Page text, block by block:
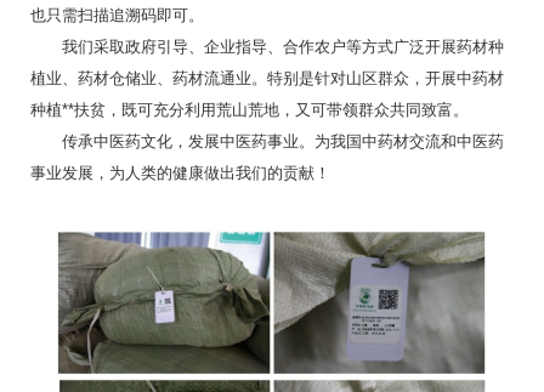
也只需扫描追溯码即可。
我们采取政府引导、企业指导、合作农户等方式广泛开展药材种
植业、药材仓储业、药材流通业。特别是针对山区群众，开展中药材
种植**扶贫，既可充分利用荒山荒地，又可带领群众共同致富。
传承中医药文化，发展中医药事业。为我国中药材交流和中医药
事业发展，为人类的健康做出我们的贡献！